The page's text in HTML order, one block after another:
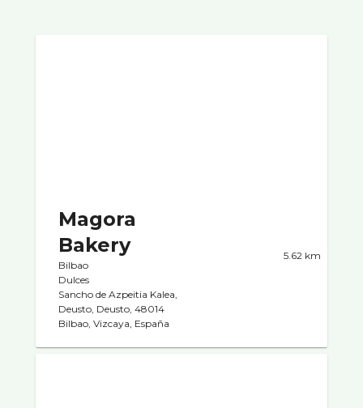
Magora
Bakery
Bilbao
Dulces
Sancho de Azpeitia Kalea,
Deusto, Deusto, 48014
Bilbao, Vizcaya, España
5.62 km